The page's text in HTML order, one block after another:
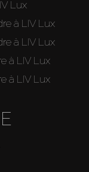
Lux
à LIV Lux
à LIV Lux
à LIV Lux
à LIV Lux